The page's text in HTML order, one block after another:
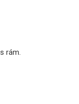
rám.